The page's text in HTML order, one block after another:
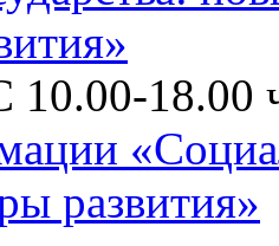
10.00-18.00
развития»